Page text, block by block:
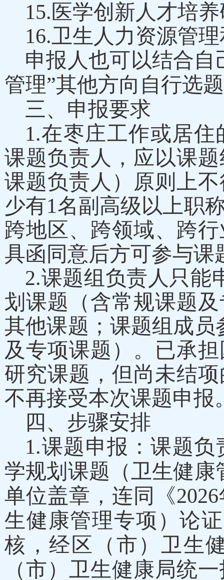
15.医学创新人才培
16.卫生人力资源管
申报人也可以结合
管理”其他方向自行选
三、申报要求
1.在枣庄工作或居
课题负责人，应以课
课题负责人）原则上
少有1名副高级以上职
跨地区、跨领域、跨
具函同意后方可参与课
2.课题组负责人只能
划课题（含常规课题
其他课题；课题组成
及专项课题）。已承
研究课题，但尚未结
不再接受本次课题申报
四、步骤安排
1.课题申报：课题负
学规划课题（卫生健
单位盖章， 连同《2026
生健康管理专项）论
核，经区（市）卫生
（市）卫生健康局统